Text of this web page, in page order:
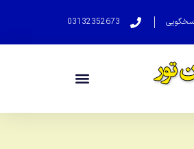
03132352673